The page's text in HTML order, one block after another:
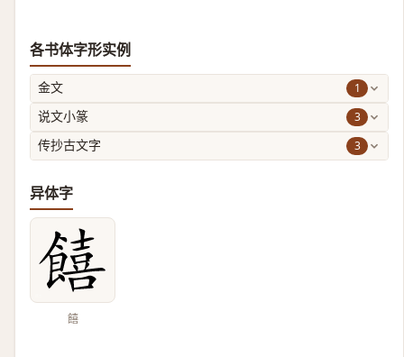
各书体字形实例
金文 1
说文小篆 3
传抄古文字 3
异体字
饎